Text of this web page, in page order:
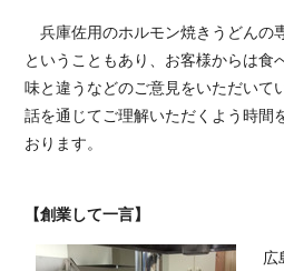
兵庫佐用のホルモン焼きうどんの
ということもあり、お客様からは食
味と違うなどのご意見をいただいて
話を通じてご理解いただくよう時間
おります。
【創業して一言】
広